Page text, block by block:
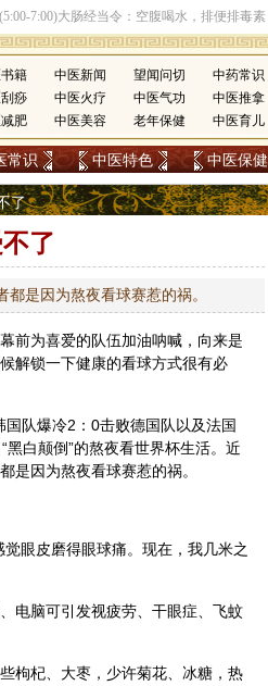
籍 中医新闻 望闻问切 中药常识
痧 中医火疗 中医气功 中医推拿
肥 中医美容 老年保健 中医育儿
常识 中医特色 中医保健
了
了
是因为熬夜看球赛惹的祸。
前为喜爱的队伍加油呐喊，向来是
解锁一下健康的看球方式很有必
队爆冷2：0击败德国队以及法国
白颠倒”的熬夜看世界杯生活。近
是因为熬夜看球赛惹的祸。
眼皮磨得眼球痛。现在，我几米之
电脑可引发视疲劳、干眼症、飞蚊
枸杞、 大枣 ，少许菊花 、冰糖，热